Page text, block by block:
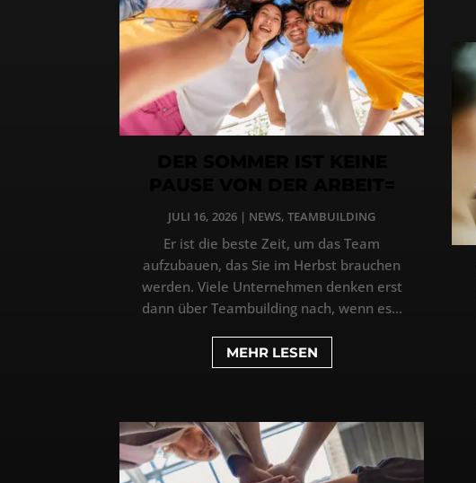
JULI 16, 2026 | NEWS,TEAMBUILDING
Er ist die beste Zeit, um das Team
aufzubauen, das Sie im Herbst brauchen
werden. Viele Unternehmen denken erst
dann über Teambuilding nach, wenn es...
MEHR LESEN